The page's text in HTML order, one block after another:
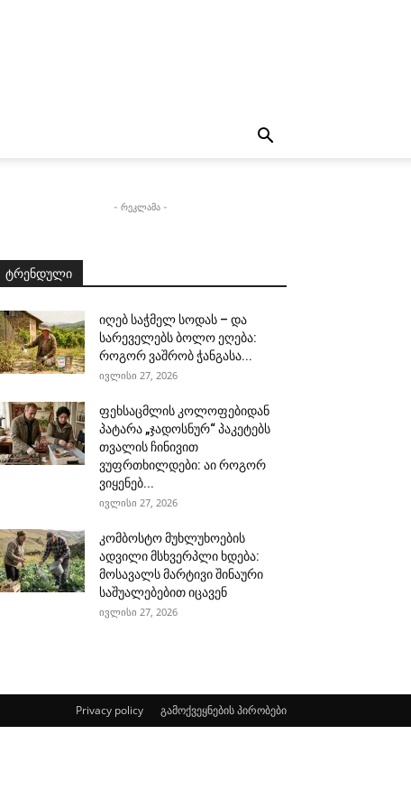
- რეკლამა -
ტრენდული
იღებ საჭმელ სოდას – და
სარეველებს ბოლო ეღება:
როგორ ვაშრობ ჭანგასა...
ივლისი 27, 2026
ფეხსაცმლის კოლოფებიდან
პატარა „ჯადოსნურ“ პაკეტებს
თვალის ჩინივით
ვუფრთხილდები: აი როგორ
ვიყენებ...
ივლისი 27, 2026
კომბოსტო მუხლუხოების
ადვილი მსხვერპლი ხდება:
მოსავალს მარტივი შინაური
საშუალებებით იცავენ
ივლისი 27, 2026
Privacy policy გამოქვეყნების პირობები